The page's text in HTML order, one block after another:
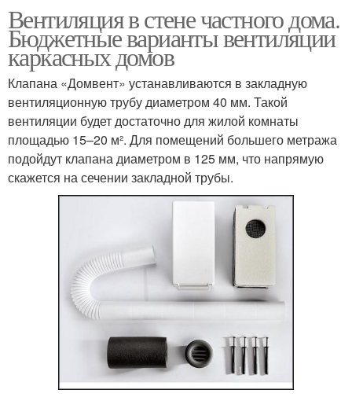
Вентиляция в стене частного дома.
Бюджетные варианты вентиляции
каркасных домов
Клапана «Домвент» устанавливаются в закладную
вентиляционную трубу диаметром 40 мм. Такой
вентиляции будет достаточно для жилой комнаты
площадью 15–20 м². Для помещений большего метража
подойдут клапана диаметром в 125 мм, что напрямую
скажется на сечении закладной трубы.